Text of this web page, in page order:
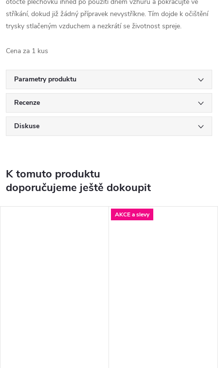
stříkání, dokud již žádný přípravek nevystříkne. Tím dojde k očištění
trysky stlačeným vzduchem a nezkrátí se životnost spreje.
Cena za 1 kus
Parametry produktu
Recenze
Diskuse
K tomuto produktu
doporučujeme ještě dokoupit
AKCE a slevy